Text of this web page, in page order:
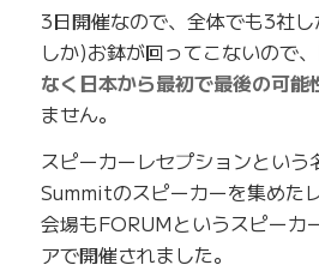
3日開催なので、全体でも3社
しか)お鉢が回ってこないので、
なく日本から最初で最後の可能
ません。
スピーカーレセプションという
Summitのスピーカーを集めた
会場もFORUMというスピーカ
アで開催されました。